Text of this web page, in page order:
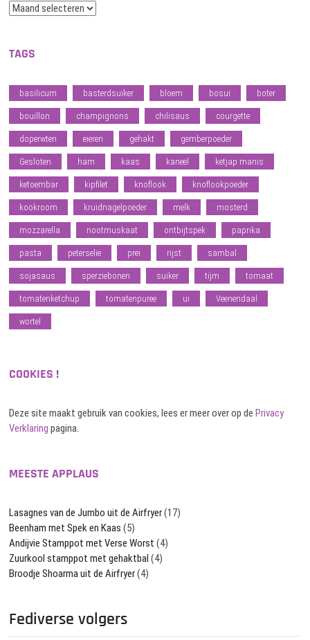
Archief
TAGS
basilicum basterdsuiker bloem bosui boter
bouillon champignons chilisaus courgette
doperwten eieren gehakt gemberpoeder
Gesloten ham kaas kaneel ketjap manis
ketoembar kipfilet knoflook knoflookpoeder
kookroom kruidnagelpoeder melk mosterd
mozzarella nootmuskaat ontbijtspek paprika
pasta peterselie prei rijst sambal
sojasaus sperziebonen suiker tijm tomaat
tomatenketchup tomatenpuree ui Veenendaal
wortel
COOKIES !
Deze site maakt gebruik van cookies, lees er meer over op dePrivacy
Verklaring pagina.
MEESTE APPLAUS
Lasagnes van de Jumbo uit de Airfryer(17)
Beenham met Spek en Kaas (5)
Andijvie Stamppot met Verse Worst (4)
Zuurkool stamppot met gehaktbal (4)
Broodje Shoarma uit de Airfryer(4)
Fediverse volgers